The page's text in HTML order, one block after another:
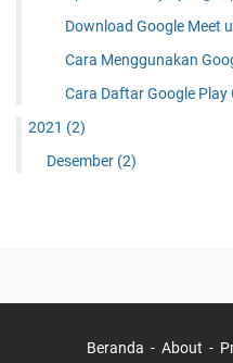
Download Google Meet
Cara Menggunakan
Cara Daftar Google
2021 (2)
Desember (2)
Beranda About